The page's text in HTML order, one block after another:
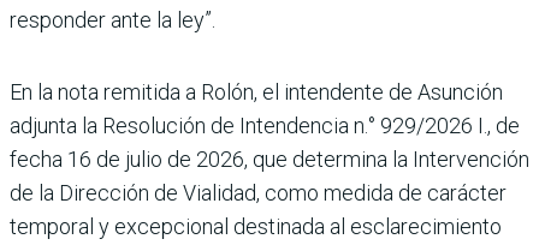
responder ante la ley”.
En la nota remitida a Rolón, el intendente de Asunción
adjunta la Resolución de Intendencia n.° 929/2026 I., de
fecha 16 de julio de 2026, que determina la Intervención
de la Dirección de Vialidad, como medida de carácter
temporal y excepcional destinada al esclarecimiento